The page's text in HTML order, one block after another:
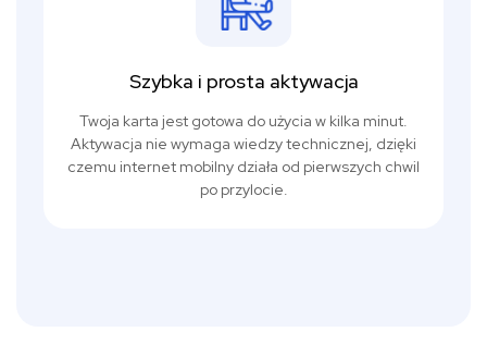
Szybka i prosta aktywacja
Twoja karta jest gotowa do użycia w kilka minut.
Aktywacja nie wymaga wiedzy technicznej, dzięki
czemu internet mobilny działa od pierwszych chwil
po przylocie.